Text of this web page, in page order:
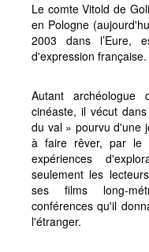
Le comte Vitold de
en Pologne
2003 dans l’Eure,
d'expression française.
Autant archéologue
cinéaste, il vécut
du val » pourvu d'une
à faire rêver, par le
expériences
seulement les
ses films long-
conférences qu'il
l'étranger.